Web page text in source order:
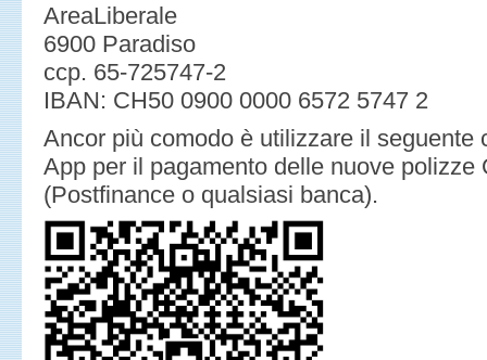
AreaLiberale
6900 Paradiso
ccp. 65-725747-2
IBAN: CH50 0900 0000 6572 5747 2
Ancor più comodo è utilizzare il seguente
App per il pagamento delle nuove polizze
(Postfinance o qualsiasi banca).